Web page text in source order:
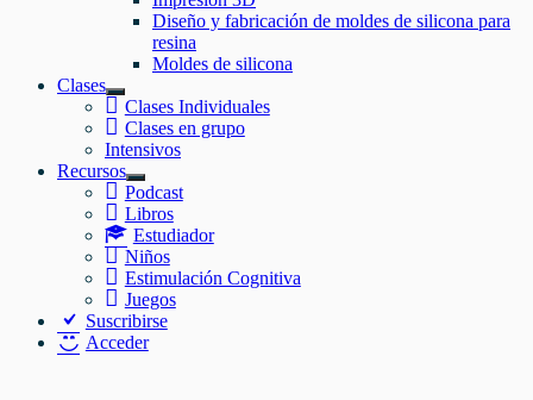
Diseño y fabricación de moldes de silicona para
resina
Moldes de silicona
Clases
Mostrar
el
submenú
Clases Individuales
Clases en grupo
Intensivos
Recursos
Mostrar
el
submenú
Podcast
Libros
Estudiador
Niños
Estimulación Cognitiva
Juegos
Suscribirse
Acceder